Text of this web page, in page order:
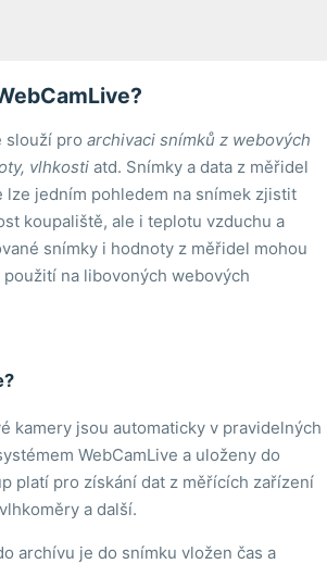
slouží pro archivaci snímků z webových
vlhkosti atd. Snímky a data z měřidel
lze jedním pohledem na snímek zjistit
koupaliště, ale i teplotu vzduchu a
snímky i hodnoty z měřidel mohou
na libovoných webových
kamery jsou automaticky v pravidelných
WebCamLive a uloženy do
platí pro získání dat z měřících zařízení
a další.
archívu je do snímku vložen čas a